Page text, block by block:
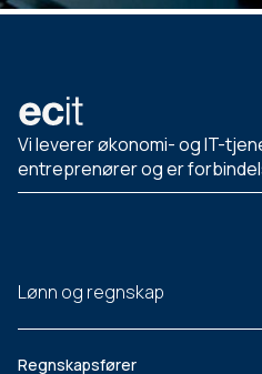
Vi leverer økonomi- og IT-
entreprenører og er
Lønn og regnskap
Regnskapsfører